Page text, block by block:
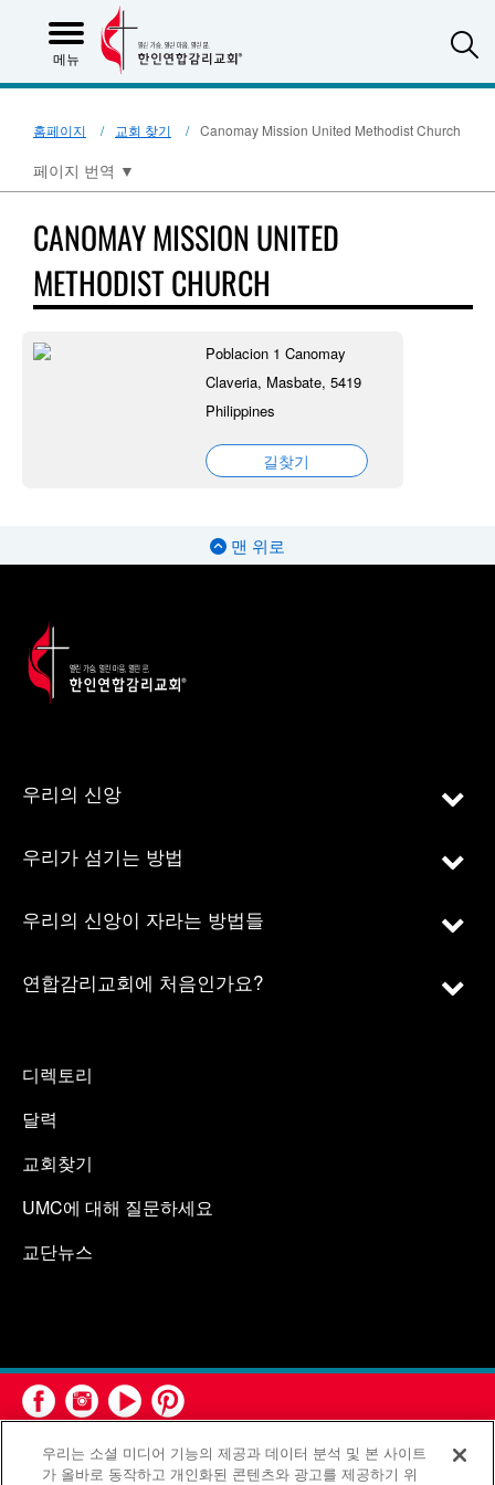
메뉴
홈페이지 교회 찾기 Canomay Mission United Methodist Church
페이지 번역 ▼
CANOMAY MISSION UNITED
METHODIST CHURCH
Poblacion 1 Canomay
Claveria, Masbate, 5419
Philippines
길찾기
맨 위로
우리의 신앙
우리가 섬기는 방법
우리의 신앙이 자라는 방법들
연합감리교회에 처음인가요?
디렉토리
달력
교회찾기
UMC에 대해 질문하세요
교단뉴스
우리는 소셜 미디어 기능의 제공과 데이터 분석 및 본 사이트
가 올바로 동작하고 개인화된 콘텐츠와 광고를 제공하기 위